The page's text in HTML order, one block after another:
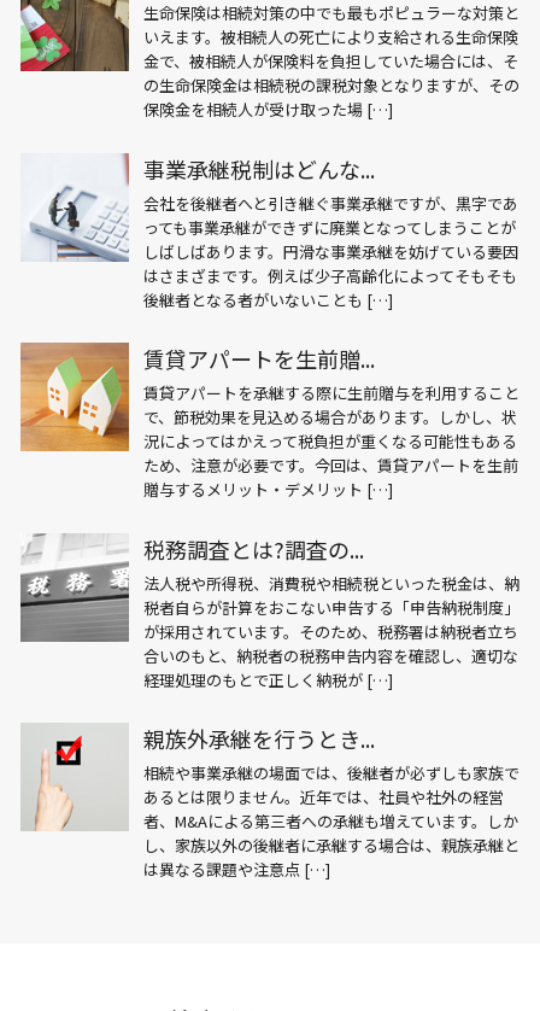
生命保険は相続対策の中でも最もポピュラーな対策と
いえます。被相続人の死亡により支給される生命保険
金で、被相続人が保険料を負担していた場合には、そ
の生命保険金は相続税の課税対象となりますが、その
保険金を相続人が受け取った場 […]
事業承継税制はどんな...
会社を後継者へと引き継ぐ事業承継ですが、黒字であ
っても事業承継ができずに廃業となってしまうことが
しばしばあります。円滑な事業承継を妨げている要因
はさまざまです。例えば少子高齢化によってそもそも
後継者となる者がいないことも […]
賃貸アパートを生前贈...
賃貸アパートを承継する際に生前贈与を利用すること
で、節税効果を見込める場合があります。しかし、状
況によってはかえって税負担が重くなる可能性もある
ため、注意が必要です。今回は、賃貸アパートを生前
贈与するメリット・デメリット […]
税務調査とは?調査の...
法人税や所得税、消費税や相続税といった税金は、納
税者自らが計算をおこない申告する「申告納税制度」
が採用されています。そのため、税務署は納税者立ち
合いのもと、納税者の税務申告内容を確認し、適切な
経理処理のもとで正しく納税が […]
親族外承継を行うとき...
相続や事業承継の場面では、後継者が必ずしも家族で
あるとは限りません。近年では、社員や社外の経営
者、M&Aによる第三者への承継も増えています。しか
し、家族以外の後継者に承継する場合は、親族承継と
は異なる課題や注意点 […]